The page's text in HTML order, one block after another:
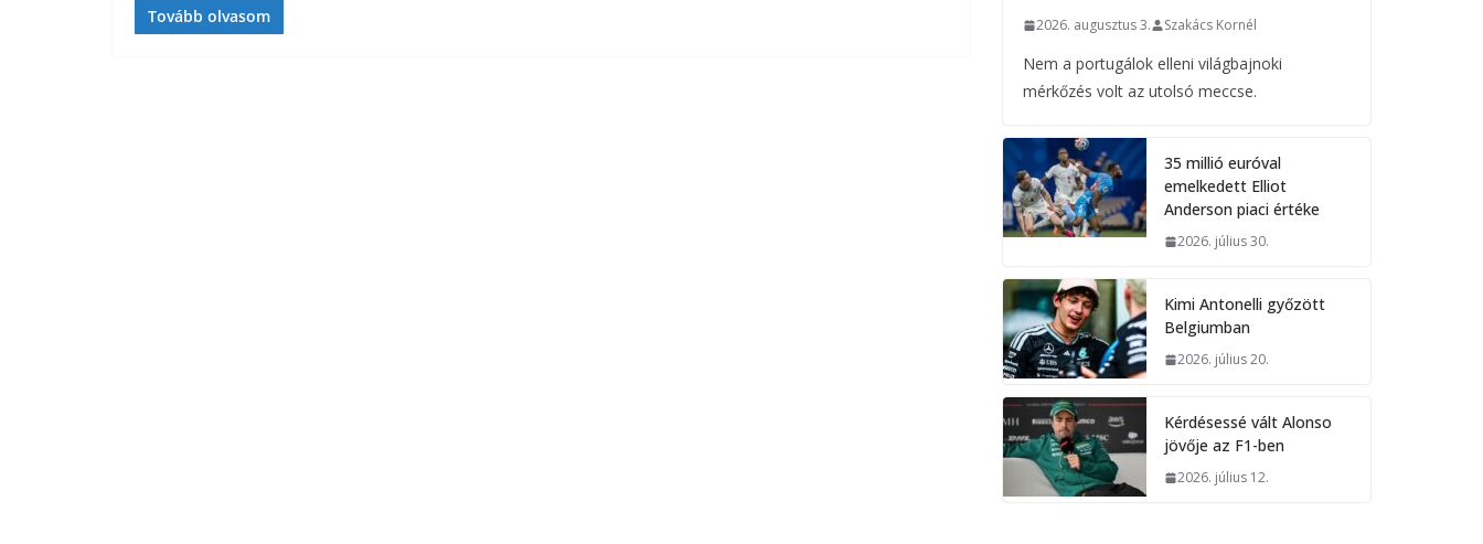
Tovább olvasom 2026. augusztus 3. Szakács Kornél
Nem a portugálok elleni világbajnoki
mérkőzés volt az utolsó meccse.
35 millió euróval
emelkedett Elliot
Anderson piaci értéke
2026. július 30.
Kimi Antonelli győzött
Belgiumban
2026. július 20.
Kérdésessé vált Alonso
jövője az F1-ben
2026. július 12.